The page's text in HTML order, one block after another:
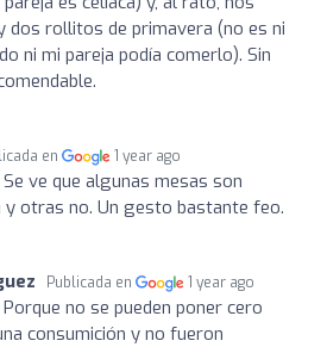
dos rollitos de primavera (no es ni
ni mi pareja podía comerlo). Sin
en 1 year ago
Se ve que algunas mesas son
y otras no. Un gesto bastante feo.
Publicada en 1 year ago
Porque no se pueden poner cero
consumición y no fueron